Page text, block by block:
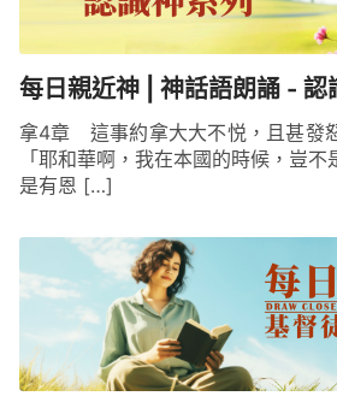
每日親近神 | 神話語朗誦 - 認
拿4章 這事約拿大大不悦，且甚發
「耶和華啊，我在本國的時候，豈
是有恩 […]